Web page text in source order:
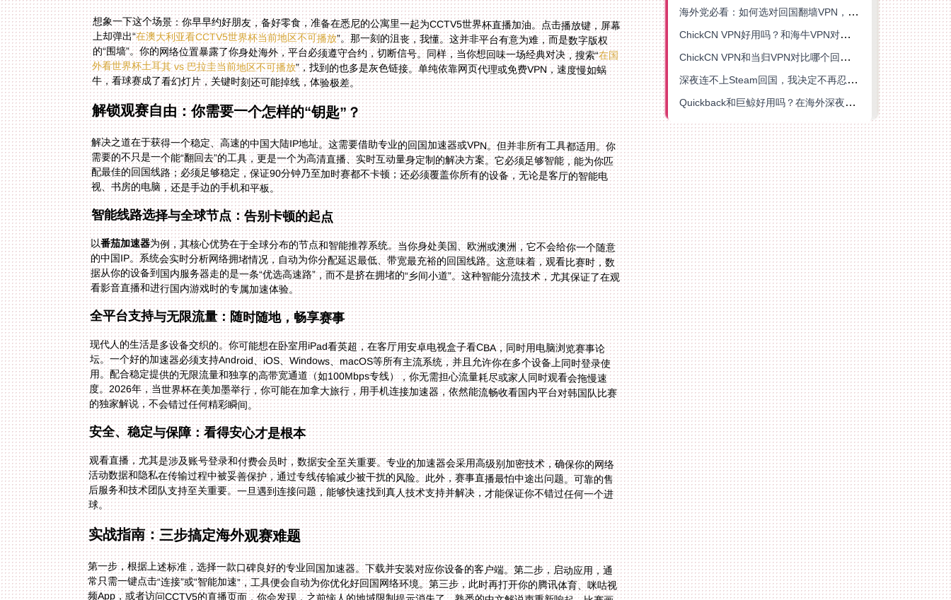
想象一下这个场景：你早早约好朋友，备好零食，准备在悉尼的公寓里一起为CCTV5世界杯直播加油。点击播放键，屏幕
上却弹出“在澳大利亚看CCTV5世界杯当前地区不可播放”。那一刻的沮丧，我懂。这并非平台有意为难，而是数字版权
的“围墙”。你的网络位置暴露了你身处海外，平台必须遵守合约，切断信号。同样，当你想回味一场经典对决，搜索“在国
外看世界杯土耳其 vs 巴拉圭当前地区不可播放”，找到的也多是灰色链接。单纯依靠网页代理或免费VPN，速度慢如蜗
牛，看球赛成了看幻灯片，关键时刻还可能掉线，体验极差。
解锁观赛自由：你需要一个怎样的“钥匙”？
解决之道在于获得一个稳定、高速的中国大陆IP地址。这需要借助专业的回国加速器或VPN。但并非所有工具都适用。你
需要的不只是一个能“翻回去”的工具，更是一个为高清直播、实时互动量身定制的解决方案。它必须足够智能，能为你匹
配最佳的回国线路；必须足够稳定，保证90分钟乃至加时赛都不卡顿；还必须覆盖你所有的设备，无论是客厅的智能电
视、书房的电脑，还是手边的手机和平板。
智能线路选择与全球节点：告别卡顿的起点
以番茄加速器为例，其核心优势在于全球分布的节点和智能推荐系统。当你身处美国、欧洲或澳洲，它不会给你一个随意
的中国IP。系统会实时分析网络拥堵情况，自动为你分配延迟最低、带宽最充裕的回国线路。这意味着，观看比赛时，数
据从你的设备到国内服务器走的是一条“优选高速路”，而不是挤在拥堵的“乡间小道”。这种智能分流技术，尤其保证了在观
看影音直播和进行国内游戏时的专属加速体验。
全平台支持与无限流量：随时随地，畅享赛事
现代人的生活是多设备交织的。你可能想在卧室用iPad看英超，在客厅用安卓电视盒子看CBA，同时用电脑浏览赛事论
坛。一个好的加速器必须支持Android、iOS、Windows、macOS等所有主流系统，并且允许你在多个设备上同时登录使
用。配合稳定提供的无限流量和独享的高带宽通道（如100Mbps专线），你无需担心流量耗尽或家人同时观看会拖慢速
度。2026年，当世界杯在美加墨举行，你可能在加拿大旅行，用手机连接加速器，依然能流畅收看国内平台对韩国队比赛
的独家解说，不会错过任何精彩瞬间。
安全、稳定与保障：看得安心才是根本
观看直播，尤其是涉及账号登录和付费会员时，数据安全至关重要。专业的加速器会采用高级别加密技术，确保你的网络
活动数据和隐私在传输过程中被妥善保护，通过专线传输减少被干扰的风险。此外，赛事直播最怕中途出问题。可靠的售
后服务和技术团队支持至关重要。一旦遇到连接问题，能够快速找到真人技术支持并解决，才能保证你不错过任何一个进
球。
实战指南：三步搞定海外观赛难题
第一步，根据上述标准，选择一款口碑良好的专业回国加速器。下载并安装对应你设备的客户端。第二步，启动应用，通
常只需一键点击“连接”或“智能加速”，工具便会自动为你优化好回国网络环境。第三步，此时再打开你的腾讯体育、咪咕视
频App，或者访问CCTV5的直播页面，你会发现，之前恼人的地域限制提示消失了，熟悉的中文解说声重新响起，比赛画
海外党必看：如何选对回国翻墙VPN，无缝解锁国内资源？
ChickCN VPN好用吗？和海牛VPN对比哪个回国效果更好？
ChickCN VPN和当归VPN对比哪个回国效果更好？海外党亲测后选了它
深夜连不上Steam回国，我决定不再忍受这数字鸿沟
Quickback和巨鲸好用吗？在海外深夜想刷B站、追爱奇艺的你，或许正需要这份答案